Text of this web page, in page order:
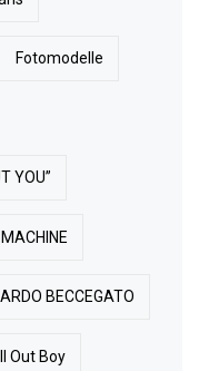
Fotomodelle
YOU”
BECCEGATO
Out Boy